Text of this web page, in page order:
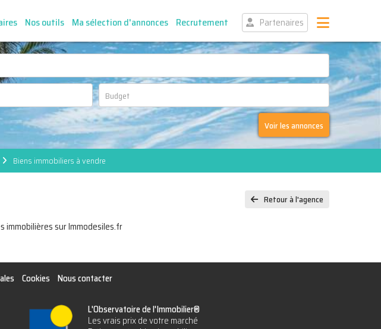
Nos outils Ma sélection d'annonces Recrutement Partenaires
Voir les annonces
Biens immobiliers à vendre
Retour à l'agence
immobilières sur Immodesiles.fr
Cookies Nous contacter
L'Observatoire de l'Immobilier®
Les vrais prix de votre marché